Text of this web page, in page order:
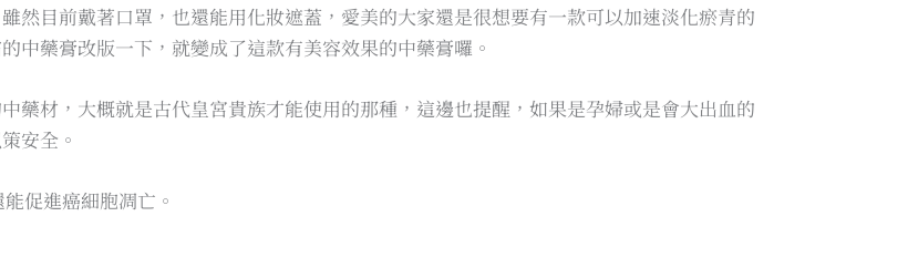
然目前戴著口罩，也還能用化妝遮蓋，愛美的大家還是很想要有一款可以加速淡化瘀青的
中藥膏改版一下，就變成了這款有美容效果的中藥膏囉。
藥材，大概就是古代皇宮貴族才能使用的那種，這邊也提醒，如果是孕婦或是會大出血的
安全。
促進癌細胞凋亡。